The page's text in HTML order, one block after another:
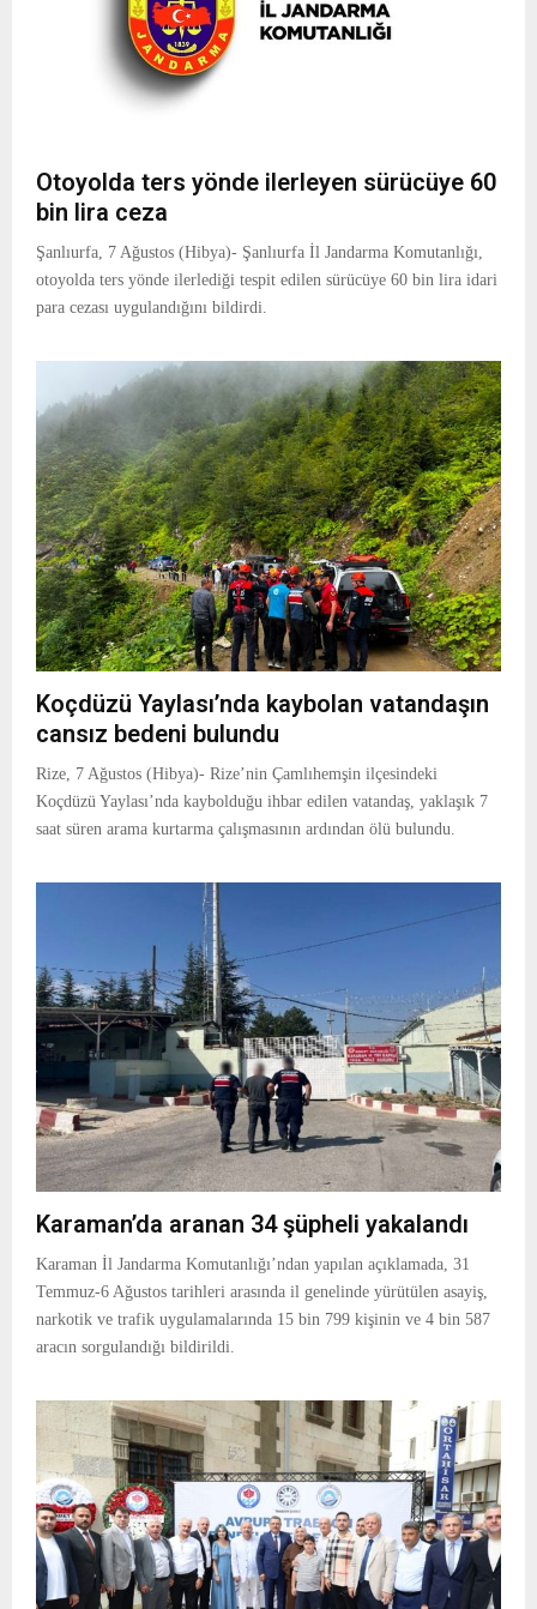
Otoyolda ters yönde ilerleyen sürücüye 60
bin lira ceza
Şanlıurfa, 7 Ağustos (Hibya)- Şanlıurfa İl Jandarma Komutanlığı,
otoyolda ters yönde ilerlediği tespit edilen sürücüye 60 bin lira idari
para cezası uygulandığını bildirdi.
Koçdüzü Yaylası’nda kaybolan vatandaşın
cansız bedeni bulundu
Rize, 7 Ağustos (Hibya)- Rize’nin Çamlıhemşin ilçesindeki
Koçdüzü Yaylası’nda kaybolduğu ihbar edilen vatandaş, yaklaşık 7
saat süren arama kurtarma çalışmasının ardından ölü bulundu.
Karaman’da aranan 34 şüpheli yakalandı
Karaman İl Jandarma Komutanlığı’ndan yapılan açıklamada, 31
Temmuz-6 Ağustos tarihleri arasında il genelinde yürütülen asayiş,
narkotik ve trafik uygulamalarında 15 bin 799 kişinin ve 4 bin 587
aracın sorgulandığı bildirildi.